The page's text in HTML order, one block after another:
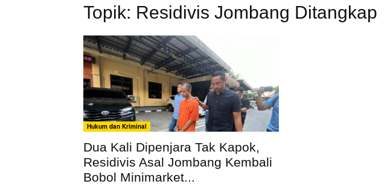
Topik: Residivis Jombang Ditangkap
Hukum dan Kriminal
Dua Kali Dipenjara Tak Kapok,
Residivis Asal Jombang Kembali
Bobol Minimarket...